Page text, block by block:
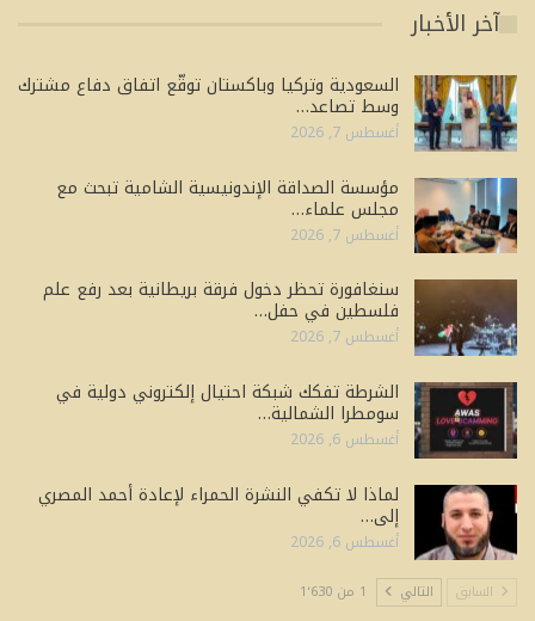
آخر الأخبار
السعودية وتركيا وباكستان توقّع اتفاق دفاع مشترك
وسط تصاعد…
أغسطس 7, 2026
مؤسسة الصداقة الإندونيسية الشامية تبحث مع
مجلس علماء…
أغسطس 7, 2026
سنغافورة تحظر دخول فرقة بريطانية بعد رفع علم
فلسطين في حفل…
أغسطس 7, 2026
الشرطة تفكك شبكة احتيال إلكتروني دولية في
سومطرا الشمالية…
أغسطس 6, 2026
لماذا لا تكفي النشرة الحمراء لإعادة أحمد المصري
إلى…
أغسطس 6, 2026
السابق التالي 1 من 1٬630